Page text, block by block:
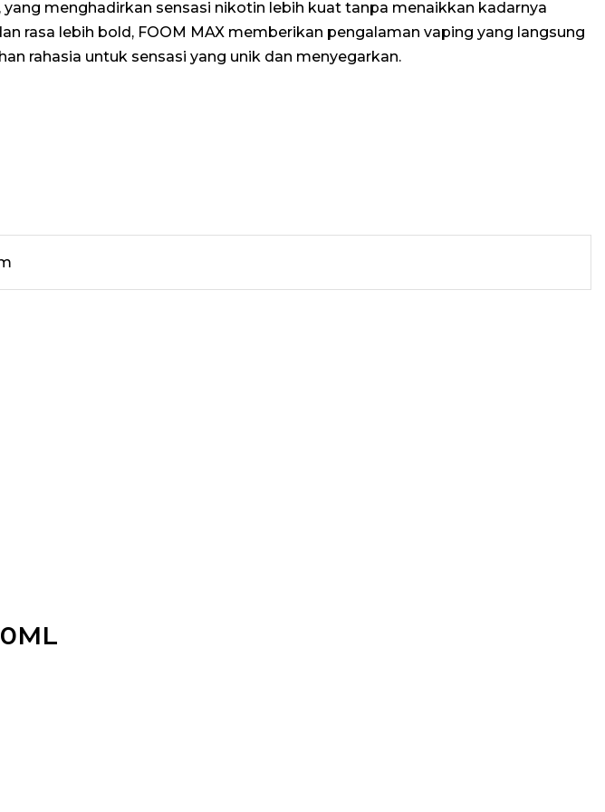
menghadirkan sensasi nikotin lebih kuat tanpa menaikkan kadarnya
rasa lebih bold, FOOM MAX memberikan pengalaman vaping yang langsung
rahasia untuk sensasi yang unik dan menyegarkan.